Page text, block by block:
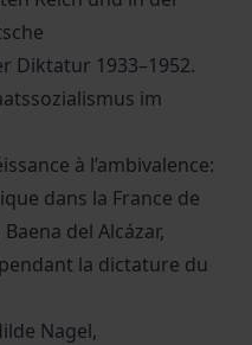
Diktatur 1933–1952.
im
à l’ambivalence:
dans la France de
del Alcázar,
la dictature du
Nagel,